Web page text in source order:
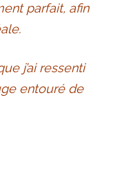
parfait, afin
j’ai ressenti
entouré de